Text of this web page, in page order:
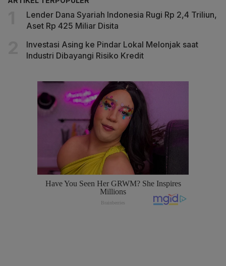
Lender Dana Syariah Indonesia Rugi Rp 2,4 Triliun,
Aset Rp 425 Miliar Disita
Investasi Asing ke Pindar Lokal Melonjak saat
Industri Dibayangi Risiko Kredit